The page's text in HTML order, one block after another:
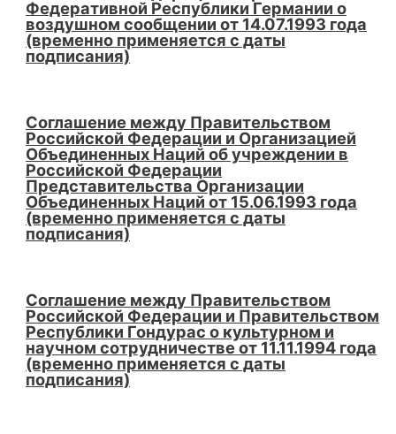
Федеративной Республики Германии о
воздушном сообщении от 14.07.1993 года
(временно применяется с даты
подписания)
Соглашение между Правительством
Российской Федерации и Организацией
Объединенных Наций об учреждении в
Российской Федерации
Представительства Организации
Объединенных Наций от 15.06.1993 года
(временно применяется с даты
подписания)
Соглашение между Правительством
Российской Федерации и Правительством
Республики Гондурас о культурном и
научном сотрудничестве от 11.11.1994 года
(временно применяется с даты
подписания)